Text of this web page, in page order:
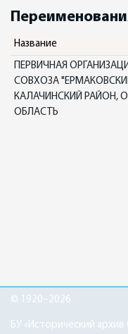
Название
ПЕРВИЧНАЯ
СОВХОЗА
КАЛАЧИНСКИЙ РАЙОН,
ОБЛАСТЬ
© 1920–2026
БУ «Исторический